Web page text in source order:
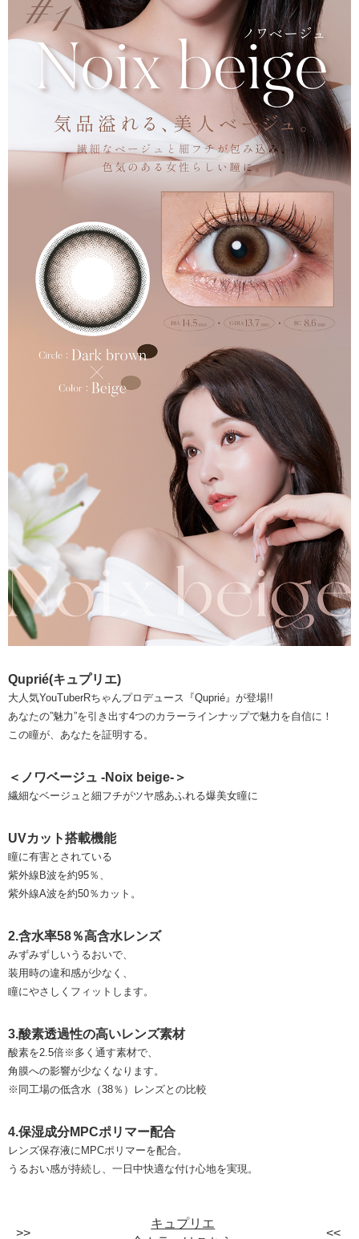
Quprié(キュプリエ)
大人気YouTuberRちゃんプロデュース『Quprié』が登場!!
あなたの”魅力”を引き出す4つのカラーラインナップで魅力を自信に！
この瞳が、あなたを証明する。
＜ノワベージュ -Noix beige-＞
繊細なベージュと細フチがツヤ感あふれる爆美女瞳に
UVカット搭載機能
瞳に有害とされている
紫外線B波を約95％、
紫外線A波を約50％カット。
2.含水率58％高含水レンズ
みずみずしいうるおいで、
装用時の違和感が少なく、
瞳にやさしくフィットします。
3.酸素透過性の高いレンズ素材
酸素を2.5倍※多く通す素材で、
角膜への影響が少なくなります。
※同工場の低含水（38％）レンズとの比較
4.保湿成分MPCポリマー配合
レンズ保存液にMPCポリマーを配合。
うるおい感が持続し、一日中快適な付け心地を実現。
キュプリエ